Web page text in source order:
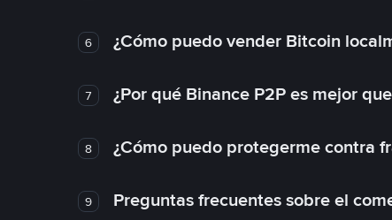
6 ¿Cómo puedo vender Bitcoin
7 ¿Por qué Binance P2P es mejor
8 ¿Cómo puedo protegerme contra
9 Preguntas frecuentes sobre el